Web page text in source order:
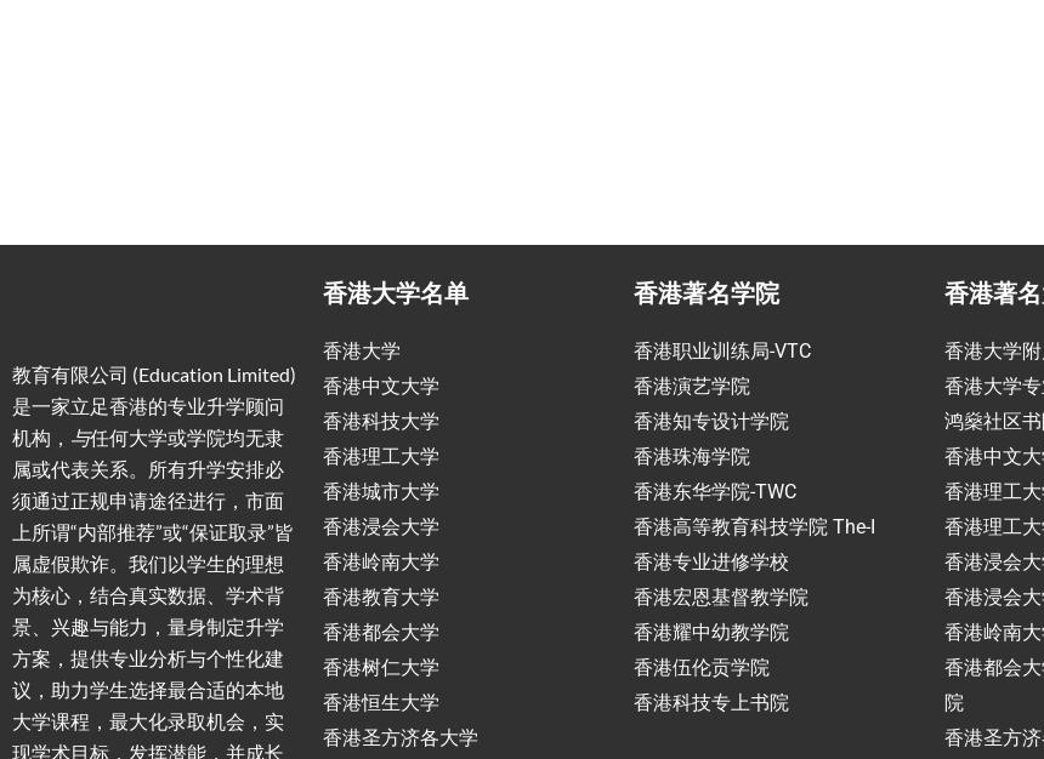
教育有限公司 (Education Limited)
是一家立足香港的专业升学顾问
机构， 与任何大学或学院均无隶
属或代表关系。所有升学安排必
须通过正规申请途径进行，市面
上所谓“内部推荐”或“保证取录”皆
属虚假欺诈。我们以学生的理想
为核心，结合真实数据、学术背
景、兴趣与能力，量身制定升学
方案，提供专业分析与个性化建
议，助力学生选择最合适的本地
大学课程，最大化录取机会，实
现学术目标，发挥潜能，并成长
香港大学名单
香港大学
香港中文大学
香港科技大学
香港理工大学
香港城市大学
香港浸会大学
香港岭南大学
香港教育大学
香港都会大学
香港树仁大学
香港恒生大学
香港圣方济各大学
香港著名学院
香港职业训练局-VTC
香港演艺学院
香港知专设计学院
香港珠海学院
香港东华学院-TWC
香港高等教育科技学院 The-I
香港专业进修学校
香港宏恩基督教学院
香港耀中幼教学院
香港伍伦贡学院
香港科技专上书院
香港著
香港大学
香港大学
鸿燊社区
香港中文
香港理工
香港理工
香港浸会
香港浸会
香港岭南
香港都会
院
香港圣方